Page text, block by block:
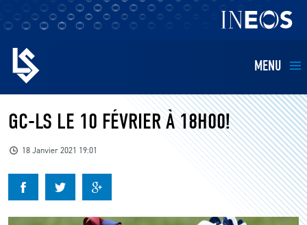
MENU
EQUIPES
BILLETTERIE
FANS
GC-LS LE 10 FÉVRIER À 18H00!
18 Janvier 2021 19:01